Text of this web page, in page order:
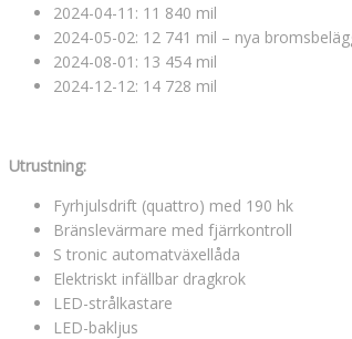
2024-04-11: 11 840 mil
2024-05-02: 12 741 mil – nya
2024-08-01: 13 454 mil
2024-12-12: 14 728 mil
Utrustning:
Fyrhjulsdrift (quattro) med 190 hk
Bränslevärmare med fjärrkontroll
S tronic automatväxellåda
Elektriskt infällbar dragkrok
LED-strålkastare
LED-bakljus